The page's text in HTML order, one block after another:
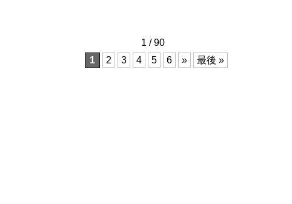
1 / 90
1
2 3 4 5 6 » 最後 »